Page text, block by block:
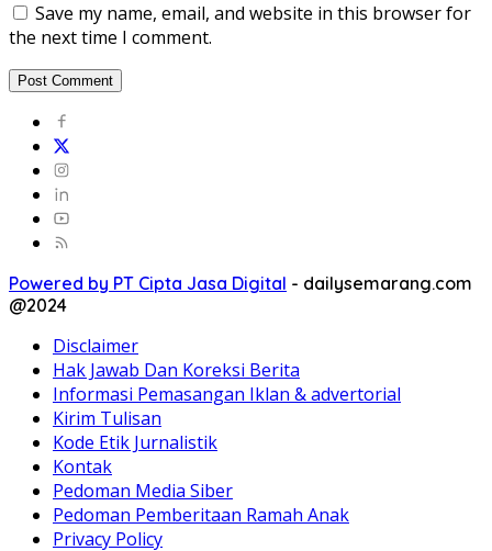
Save my name, email, and website in this browser for
the next time I comment.
Powered by PT Cipta Jasa Digital - dailysemarang.com
@2024
Disclaimer
Hak Jawab Dan Koreksi Berita
Informasi Pemasangan Iklan & advertorial
Kirim Tulisan
Kode Etik Jurnalistik
Kontak
Pedoman Media Siber
Pedoman Pemberitaan Ramah Anak
Privacy Policy